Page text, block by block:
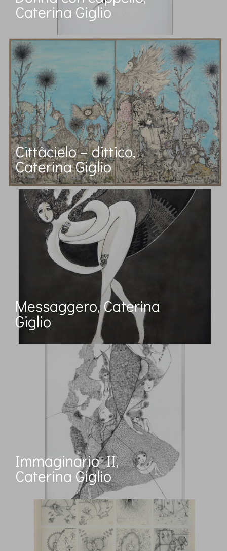
Caterina Giglio
Cittàcielo – dittico,
Caterina Giglio
Messaggero, Caterina
Giglio
Immaginario II,
Caterina Giglio